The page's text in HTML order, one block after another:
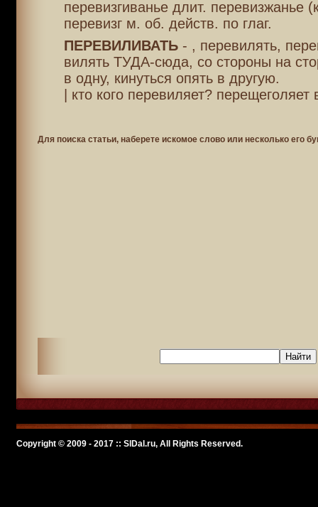
перевизгиванье длит. перевизжанье
перевизг м. об. действ. по глаг.
ПЕРЕВИЛИВАТЬ- , перевилять,
вилять ТУДА-сюда, со стороны на
в одну, кинуться опять в другую.
| кто кого перевиляет? перещеголяет
Для поиска статьи, наберете искомое слово или несколько его
Copyright © 2009 - 2017 :: SlDal.ru, All Rights Reserved.